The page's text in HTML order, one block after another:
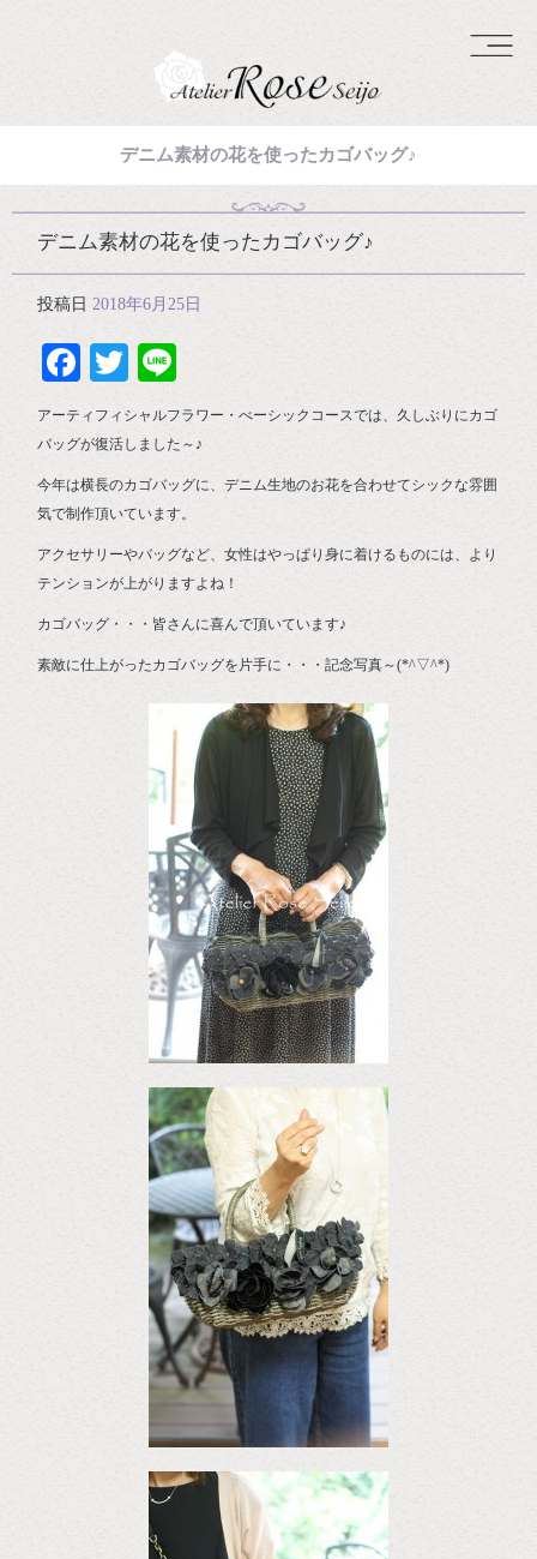
デニム素材の花を使ったカゴバッグ♪
デニム素材の花を使ったカゴバッグ♪
投稿日 2018年6月25日
Facebook
Twitter
アーティフィシャルフラワー・べーシックコースでは、久しぶりにカゴ
バッグが復活しました～♪
今年は横長のカゴバッグに、デニム生地のお花を合わせてシックな雰囲
気で制作頂いています。
アクセサリーやバッグなど、女性はやっぱり身に着けるものには、より
テンションが上がりますよね！
カゴバッグ・・・皆さんに喜んで頂いています♪
素敵に仕上がったカゴバッグを片手に・・・記念写真～(*^▽^*)